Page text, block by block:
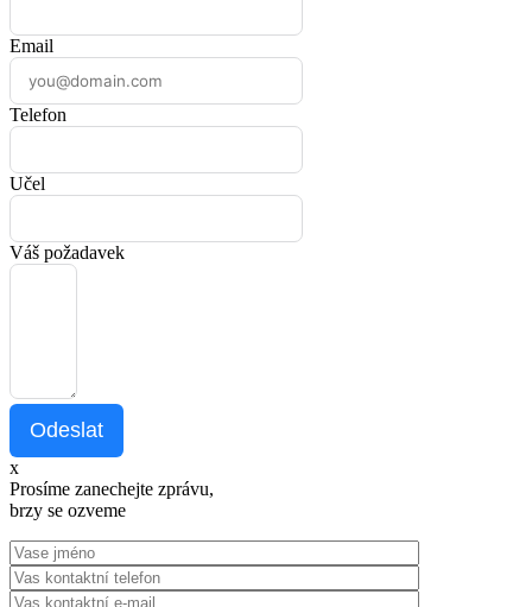
Email
Telefon
Učel
Váš požadavek
Odeslat
x
Prosíme zanechejte zprávu,
brzy se ozveme